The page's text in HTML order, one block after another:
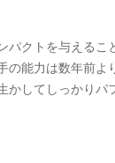
パクトを与えるこ
能力は数年前よ
かしてしっかりパ